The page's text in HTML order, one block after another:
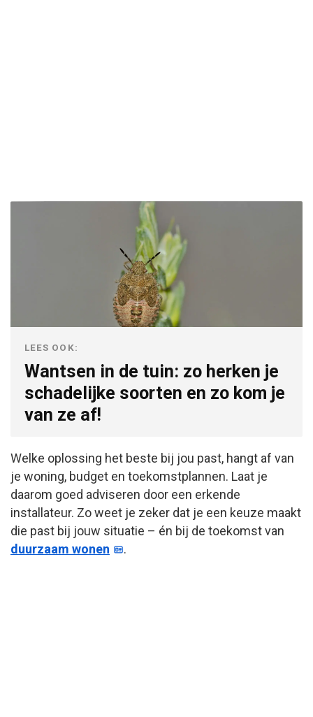
LEES OOK:
Wantsen in de tuin: zo herken je
schadelijke soorten en zo kom je
van ze af!
Welke oplossing het beste bij jou past, hangt af van
je woning, budget en toekomstplannen. Laat je
daarom goed adviseren door een erkende
installateur. Zo weet je zeker dat je een keuze maakt
die past bij jouw situatie – én bij de toekomst van
duurzaam wonen
.